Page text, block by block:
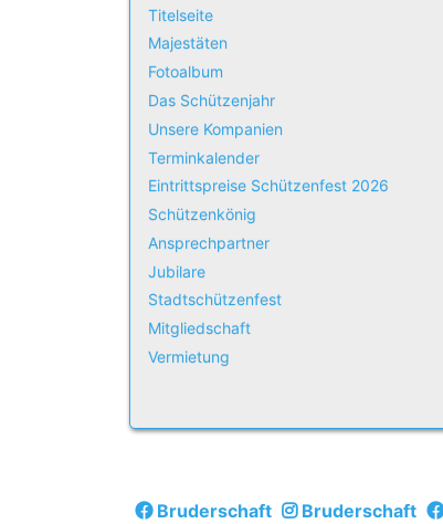
Titelseite
Majestäten
Fotoalbum
Das Schützenjahr
Unsere Kompanien
Terminkalender
Eintrittspreise Schützenfest 2026
Schützenkönig
Ansprechpartner
Jubilare
Stadtschützenfest
Mitgliedschaft
Vermietung
Bruderschaft Bruderschaft